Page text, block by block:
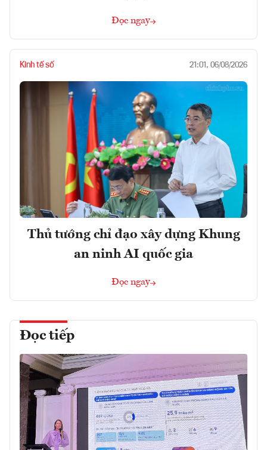
Đọc ngay
Kinh tế số 21:01, 06/08/2026
Thủ tướng chỉ đạo xây dựng Khung
an ninh AI quốc gia
Đọc ngay
Đọc tiếp